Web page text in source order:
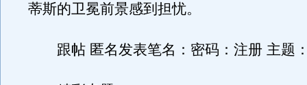
蒂斯的卫冕前景感到担忧。
跟帖 匿名发表笔名：密码：注册 主题